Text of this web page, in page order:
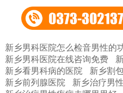
新乡男科医院怎么检音男性的
新乡男科医院在线咨询免费
新乡看男科病的医院
新乡割
新乡前列腺医院
新乡治疗男